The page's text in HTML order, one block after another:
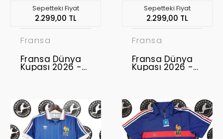
Sepetteki Fiyat
2.299,00 TL
Fransa
Fransa Dünya
Kupası 2026 -
Profesyonel
Sepetteki Fiyat
2.299,00 TL
Fransa
Fransa Dünya
Kupası 2026 -
Profesyonel